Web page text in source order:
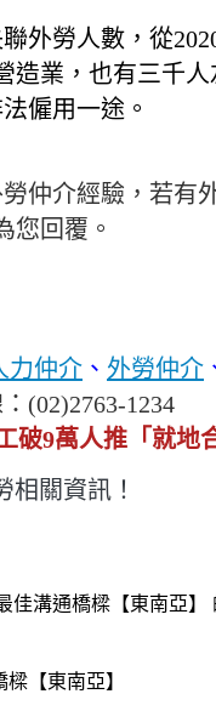
外勞人數，從
造業，也有三千
僱用一途。
仲介經驗，若有
您回覆。
力仲介 、 外勞仲介
(02)2763-1234
相關資訊！
【東南亞】